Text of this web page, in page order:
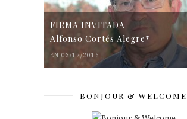
FIRMA INVITADA
Alfonso Cortés Alegre*
EN 03/12/2016
BONJOUR & WELCOME